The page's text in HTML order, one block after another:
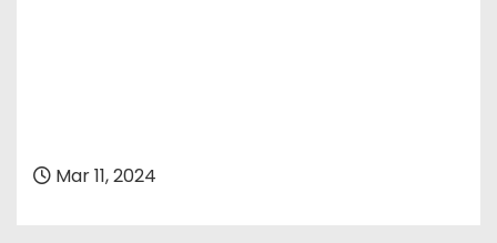
Mar 11, 2024